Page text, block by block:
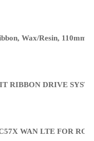
Wax/Resin, 110mm
RIBBON DRIVE
WAN LTE FOR